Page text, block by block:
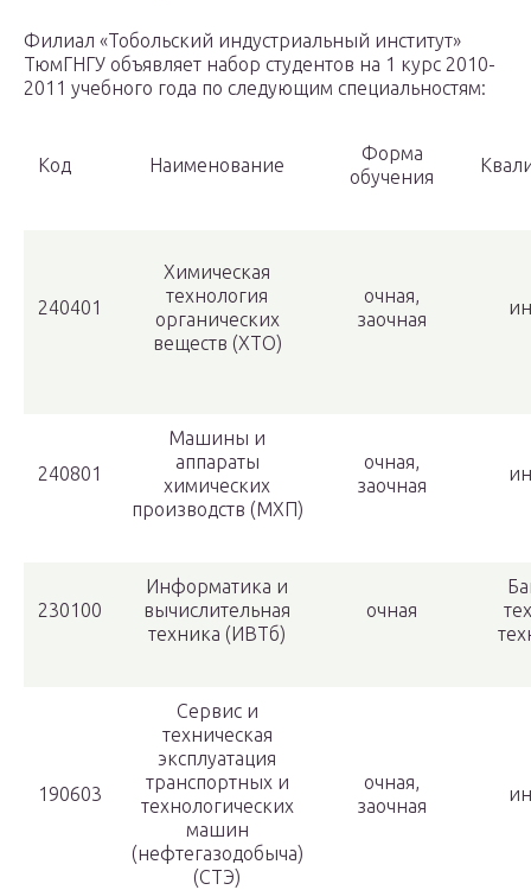
Филиал «Тобольский индустриальный институт»
ТюмГНГУ объявляет набор студентов на 1 курс 2010-
2011 учебного года по следующим специальностям:
Код Наименование
Форма
обучения
240401
Химическая
технология
органических
веществ (ХТО)
очная,
заочная
240801
Машины и
аппараты
химических
производств (МХП)
очная,
заочная
230100
Информатика и
вычислительная
техника (ИВТб)
очная
190603
Сервис и
техническая
эксплуатация
транспортных и
технологических
машин
(нефтегазодобыча)
(СТЭ)
очная,
заочная